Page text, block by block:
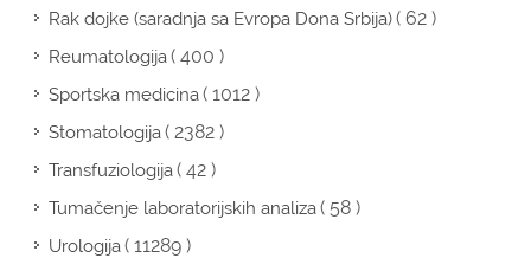
Rak dojke (saradnja sa Evropa Dona Srbija)( 62 )
Reumatologija( 400 )
Sportska medicina( 1012 )
Stomatologija( 2382 )
Transfuziologija( 42 )
Tumačenje laboratorijskih analiza( 58 )
Urologija( 11289 )